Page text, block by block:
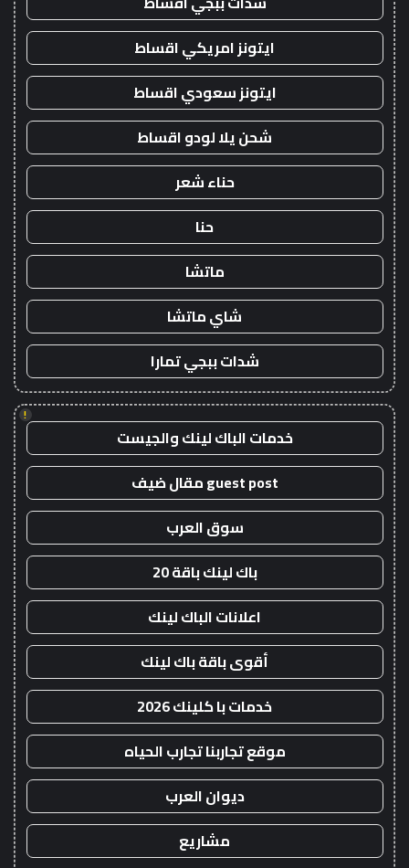
ايتونز امريكي اقساط
ايتونز سعودي اقساط
شحن يلا لودو اقساط
حناء شعر
حنا
ماتشا
شاي ماتشا
شدات ببجي تمارا
!
خدمات الباك لينك والجيست
guest post مقال ضيف
سوق العرب
باك لينك باقة 20
اعلانات الباك لينك
أقوى باقة باك لينك
خدمات با كلينك 2026
موقع تجاربنا تجارب الحياه
ديوان العرب
مشاريع